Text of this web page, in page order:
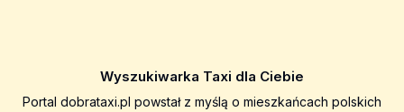
Wyszukiwarka Taxi dla Ciebie
Portal dobrataxi.pl powstał z myślą o mieszkańcach polskich